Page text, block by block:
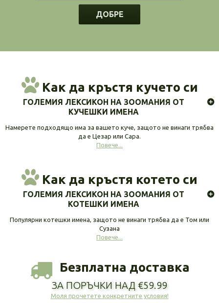
ДОБРЕ
Как да кръстя кучето си
ГОЛЕМИЯ ЛЕКСИКОН НА ЗООМАНИЯ ОТ
КУЧЕШКИ ИМЕНА
Намерете подходящо има за вашето куче, защото не винаги трябва
да е Цезар или Сара.
Повече...
Как да кръстя котето си
ГОЛЕМИЯ ЛЕКСИКОН НА ЗООМАНИЯ ОТ
КОТЕШКИ ИМЕНА
Популярни котешки имена, защото не винаги трябва да е Том или
Сузана
Повече...
Безплатна доставка
ЗА ПОРЪЧКИ НАД €59.99
Моля прочетете конкретните условия!